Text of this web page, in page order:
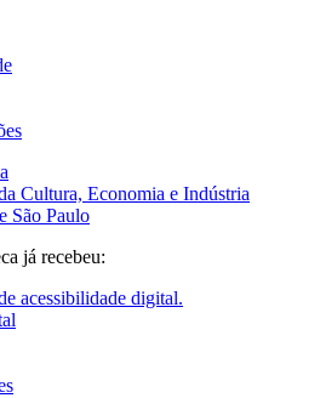
Cultura, Economia e Indústria
São Paulo
já recebeu: